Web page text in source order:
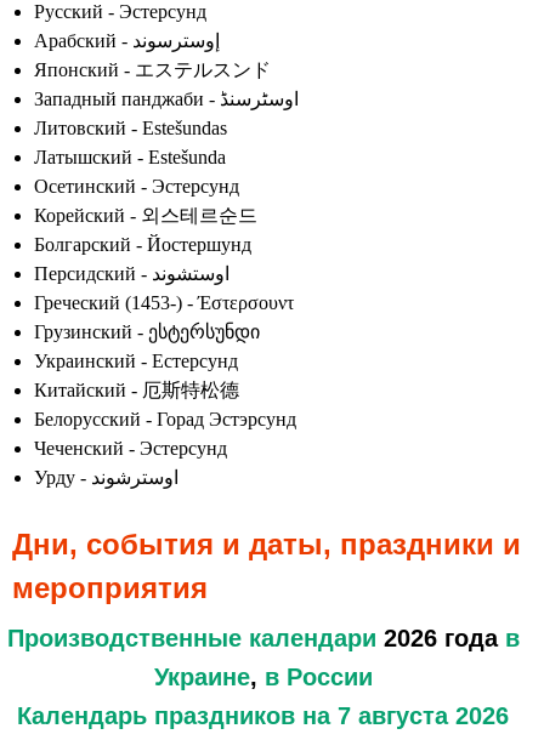
Русский - Эстерсунд
Арабский - إوسترسوند
Японский - エステルスンド
Западный панджаби - اوسٹرسنڈ
Литовский - Estešundas
Латышский - Estešunda
Осетинский - Эстерсунд
Корейский - 외스테르순드
Болгарский - Йостершунд
Персидский - اوستشوند
Греческий (1453-) - Έστερσουντ
Грузинский - ესტერსუნდი
Украинский - Естерсунд
Китайский - 厄斯特松德
Белорусский - Горад Эстэрсунд
Чеченский - Эстерсунд
Урду - اوسترشوند
Дни, события и даты, праздники и
мероприятия
Производственные календари 2026 года в
Украине, в России
Календарь праздников на 7 августа 2026